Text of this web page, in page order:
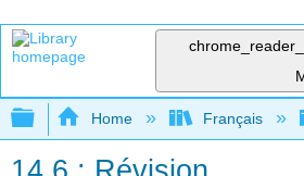
Expand/collapse global
Home Français